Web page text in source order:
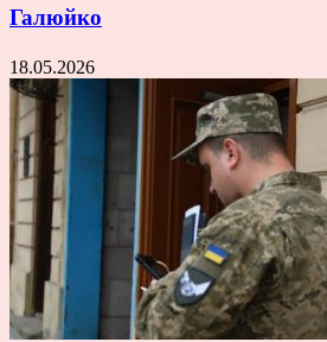
Галюйко
18.05.2026